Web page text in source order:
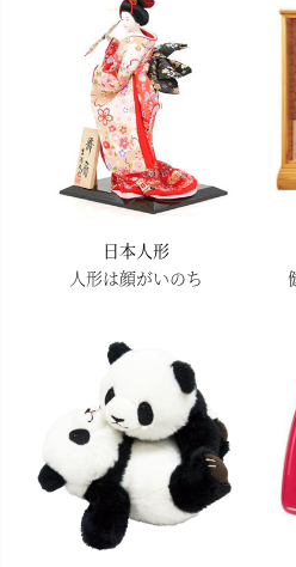
日本人形
人形は顔がいのち